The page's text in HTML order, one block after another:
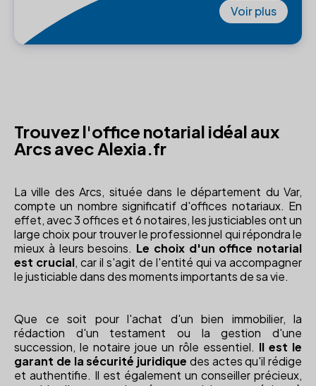
Voir plus
Trouvez l'office notarial idéal aux
Arcs avec Alexia.fr
La ville des Arcs, située dans le département du Var,
compte un nombre significatif d'offices notariaux. En
effet, avec 3 offices et 6 notaires, les justiciables ont un
large choix pour trouver le professionnel qui répondra le
mieux à leurs besoins. Le choix d'un office notarial
est crucial, car il s'agit de l'entité qui va accompagner
le justiciable dans des moments importants de sa vie.
Que ce soit pour l'achat d'un bien immobilier, la
rédaction d'un testament ou la gestion d'une
succession, le notaire joue un rôle essentiel. Il est le
garant de la sécurité juridique des actes qu'il rédige
et authentifie. Il est également un conseiller précieux,